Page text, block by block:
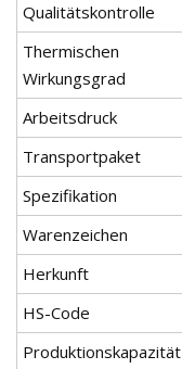
Qualitätskontrolle
Thermischen
Wirkungsgrad
Arbeitsdruck
Transportpaket
Spezifikation
Warenzeichen
Herkunft
HS-Code
Produktionskapazität